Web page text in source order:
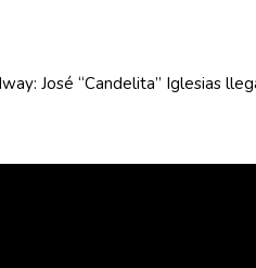
José “Candelita” Iglesias